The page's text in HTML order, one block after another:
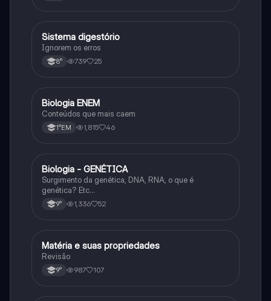
Ciência
Sistema digestório
Ignorem os erros
8° 739 25
Ciência
Biologia ENEM
Conteúdos que mais caem
1°EM 1,815 46
Ciência
Biologia - GENÉTICA
Surgimento da genética, DNA, RNA, o que é
genética? Etc…
9° 1,336 52
Ciência
Matéria e suas propriedades
Revisão
9° 987 107